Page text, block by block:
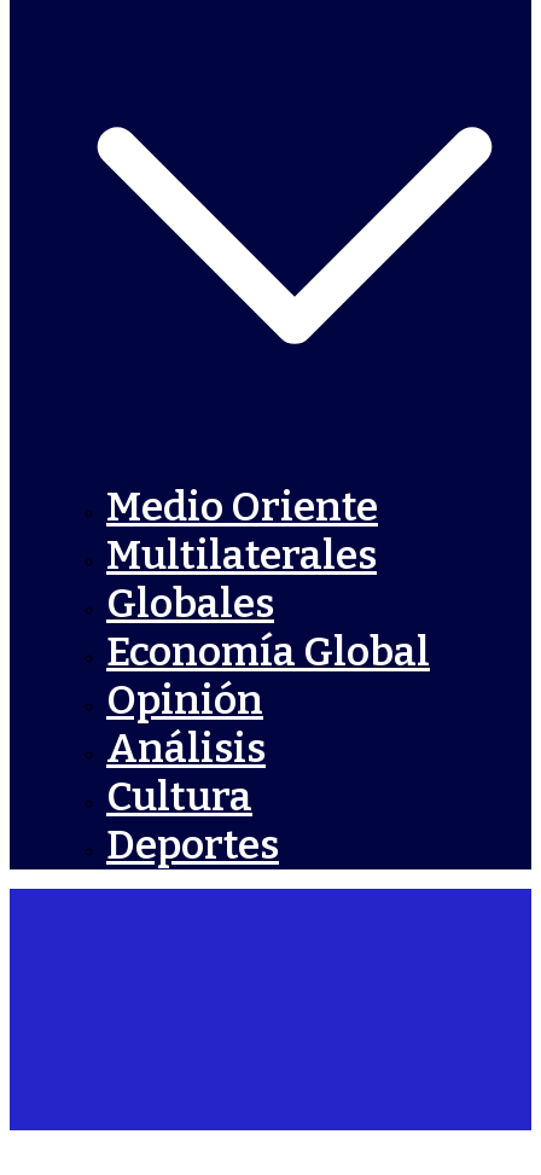
Medio Oriente
Multilaterales
Globales
Economía Global
Opinión
Análisis
Cultura
Deportes